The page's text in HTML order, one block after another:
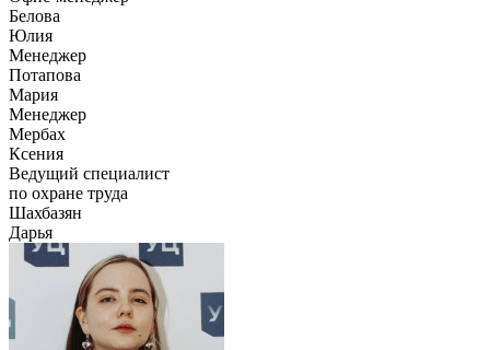
Белова
Юлия
Менеджер
Потапова
Мария
Менеджер
Мербах
Ксения
Ведущий специалист
по охране труда
Шахбазян
Дарья